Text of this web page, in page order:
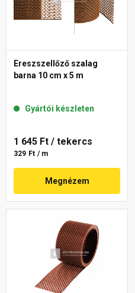
Ereszszellőző szalag
barna 10 cm x 5 m
Gyártói készleten
1 645 Ft / tekercs
329 Ft / m
Megnézem